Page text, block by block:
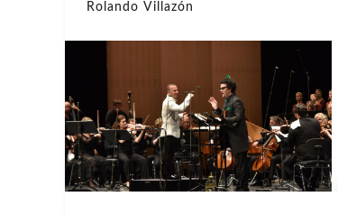
Rolando Villazón